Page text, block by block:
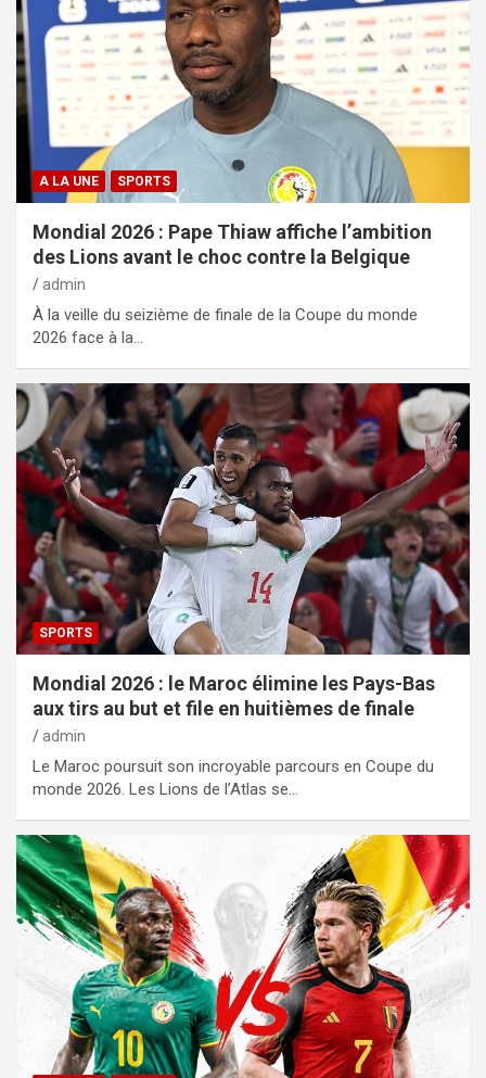
A LA UNE SPORTS
Mondial 2026 : Pape Thiaw affiche l’ambition
des Lions avant le choc contre la Belgique
admin
À la veille du seizième de finale de la Coupe du monde
2026 face à la…
SPORTS
Mondial 2026 : le Maroc élimine les Pays-Bas
aux tirs au but et file en huitièmes de finale
admin
Le Maroc poursuit son incroyable parcours en Coupe du
monde 2026. Les Lions de l’Atlas se…